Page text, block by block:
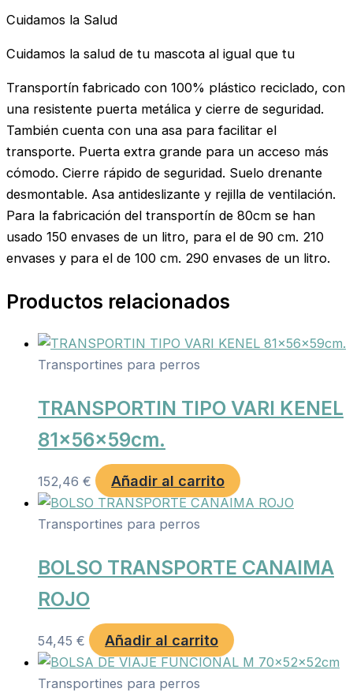
Cuidamos la Salud
Cuidamos la salud de tu mascota al igual que tu
Transportín fabricado con 100% plástico reciclado, con
una resistente puerta metálica y cierre de seguridad.
También cuenta con una asa para facilitar el
transporte. Puerta extra grande para un acceso más
cómodo. Cierre rápido de seguridad. Suelo drenante
desmontable. Asa antideslizante y rejilla de ventilación.
Para la fabricación del transportín de 80cm se han
usado 150 envases de un litro, para el de 90 cm. 210
envases y para el de 100 cm. 290 envases de un litro.
Productos relacionados
Transportines para perros
TRANSPORTIN TIPO VARI KENEL
81x56x59cm.
152,46 € Añadir al carrito
Transportines para perros
BOLSO TRANSPORTE CANAIMA
ROJO
54,45 € Añadir al carrito
Transportines para perros